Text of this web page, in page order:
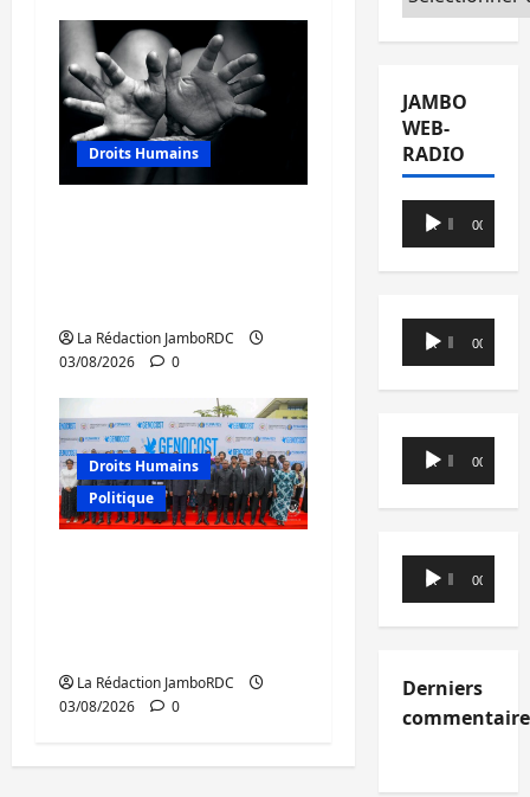
Droits Humains
La Rédaction JamboRDC
03/08/2026
0
Droits Humains
Politique
La Rédaction JamboRDC
03/08/2026
0
JAMBO
WEB-
RADIO
Lecteur
audio
00:00 00:00
Lecteur
audio
00:00 00:00
Lecteur
audio
00:00 00:00
Lecteur
audio
00:00 00:00
Derniers